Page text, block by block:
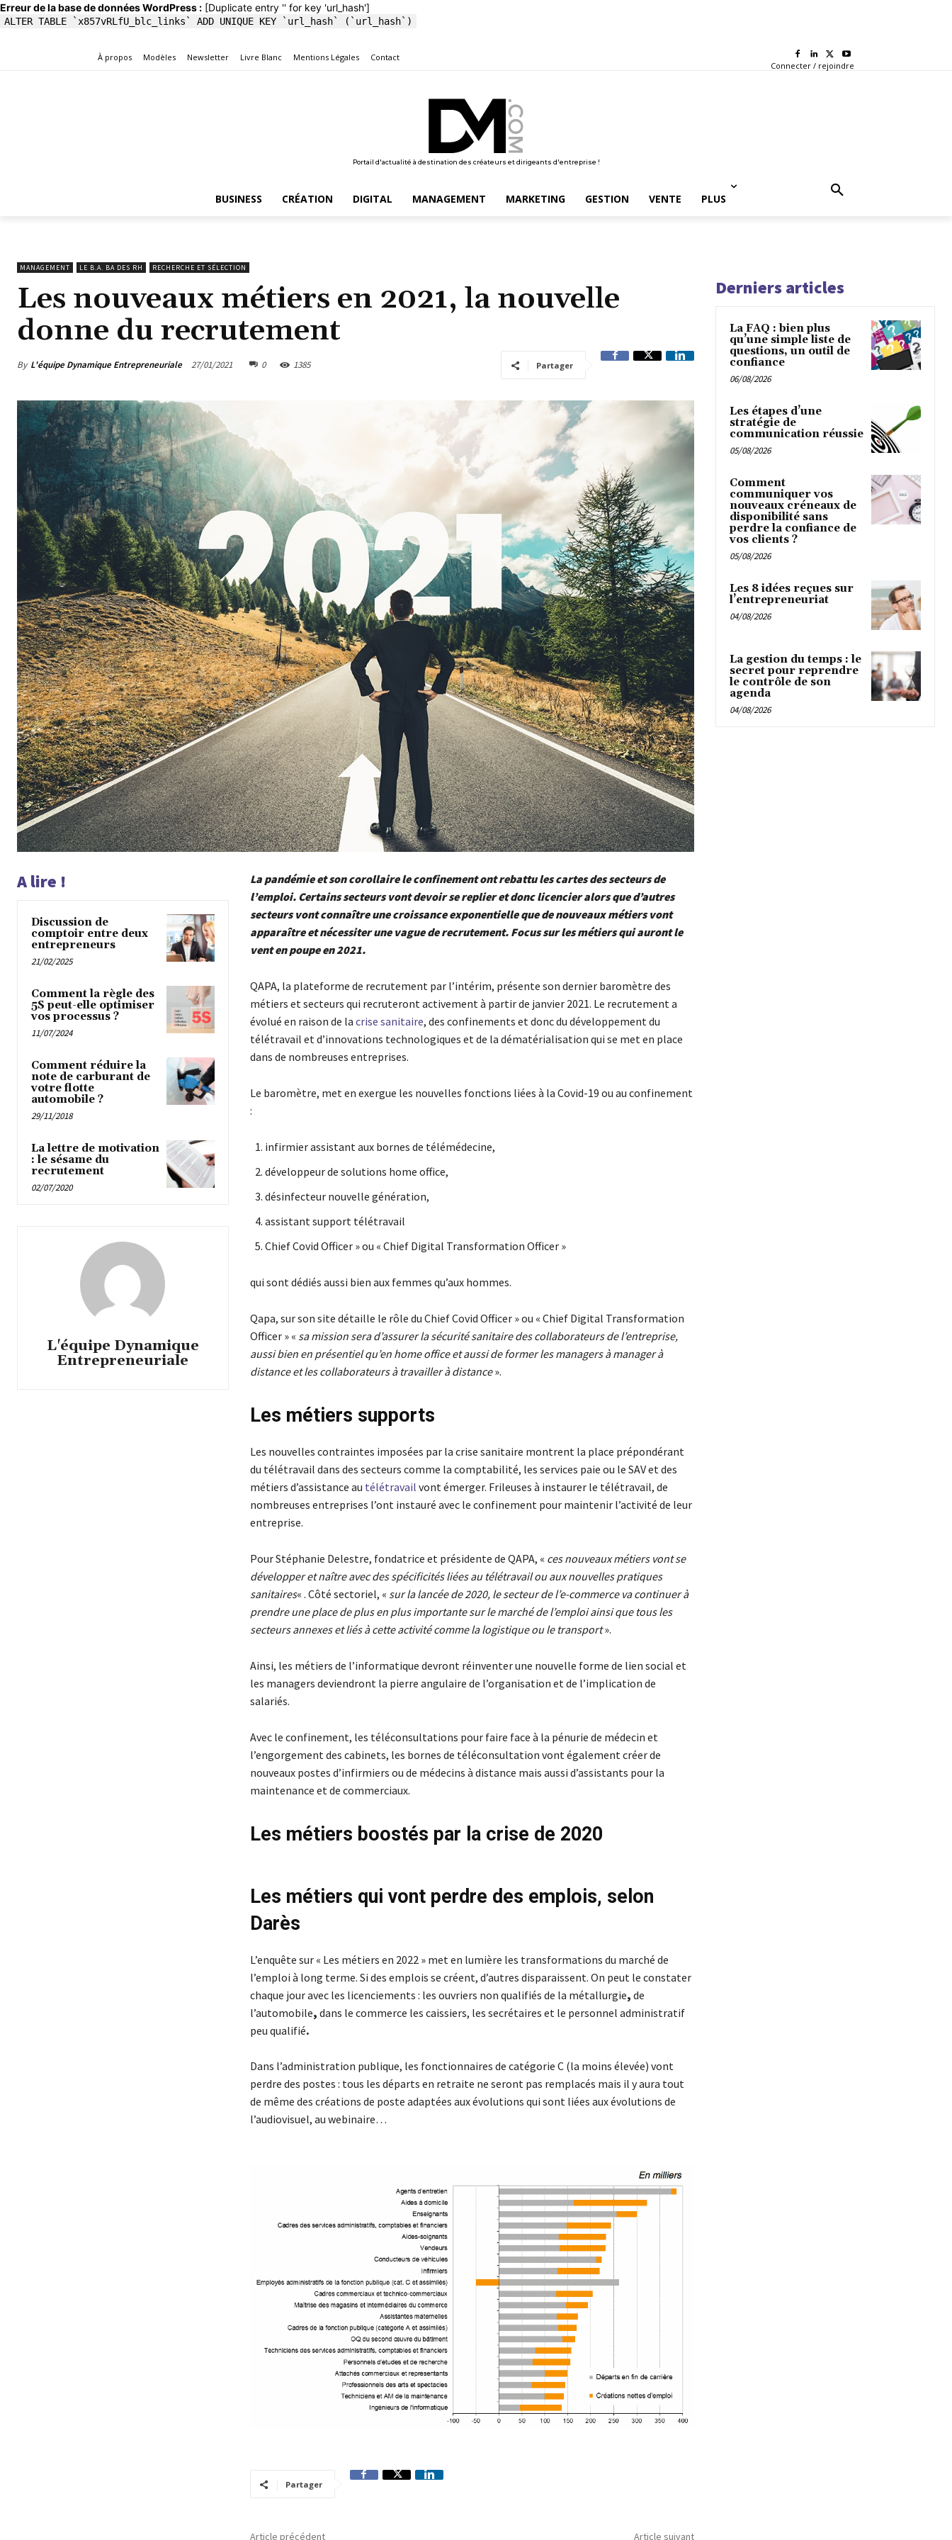
Erreur de la base de données WordPress : [Duplicate entry '' for key 'url_hash']
ALTER TABLE `x857vRLfU_blc_links` ADD UNIQUE KEY `url_hash` (`url_hash`)
À propos Modèles Newsletter Livre Blanc Mentions Légales Contact
Connecter / rejoindre
Portail d'actualité à destination des créateurs et dirigeants d'entreprise !
BUSINESS CRÉATION DIGITAL MANAGEMENT MARKETING GESTION VENTE PLUS
MANAGEMENT LE B.A. BA DES RH RECHERCHE ET SÉLECTION
Les nouveaux métiers en 2021, la nouvelle
donne du recrutement
By L'équipe Dynamique Entrepreneuriale 27/01/2021 0 1385 Partager
A lire !
Discussion de
comptoir entre deux
entrepreneurs
21/02/2025
Comment la règle des
5S peut-elle optimiser
vos processus ?
11/07/2024
Comment réduire la
note de carburant de
votre flotte
automobile ?
29/11/2018
La lettre de motivation
: le sésame du
recrutement
02/07/2020
L'équipe Dynamique
Entrepreneuriale
La pandémie et son corollaire le confinement ont rebattu les cartes des secteurs de
l’emploi. Certains secteurs vont devoir se replier et donc licencier alors que d’autres
secteurs vont connaître une croissance exponentielle que de nouveaux métiers vont
apparaître et nécessiter une vague de recrutement. Focus sur les métiers qui auront le
vent en poupe en 2021.
QAPA, la plateforme de recrutement par l’intérim, présente son dernier baromètre des
métiers et secteurs qui recruteront activement à partir de janvier 2021. Le recrutement a
évolué en raison de la crise sanitaire, des confinements et donc du développement du
télétravail et d’innovations technologiques et de la dématérialisation qui se met en place
dans de nombreuses entreprises.
Le baromètre, met en exergue les nouvelles fonctions liées à la Covid-19 ou au confinement
:
infirmier assistant aux bornes de télémédecine,
développeur de solutions home office,
désinfecteur nouvelle génération,
assistant support télétravail
Chief Covid Officer » ou « Chief Digital Transformation Officer »
qui sont dédiés aussi bien aux femmes qu’aux hommes.
Qapa, sur son site détaille le rôle du Chief Covid Officer » ou « Chief Digital Transformation
Officer » « sa mission sera d’assurer la sécurité sanitaire des collaborateurs de l’entreprise,
aussi bien en présentiel qu’en home office et aussi de former les managers à manager à
distance et les collaborateurs à travailler à distance».
Les métiers supports
Les nouvelles contraintes imposées par la crise sanitaire montrent la place prépondérant
du télétravail dans des secteurs comme la comptabilité, les services paie ou le SAV et des
métiers d’assistance au télétravail vont émerger. Frileuses à instaurer le télétravail, de
nombreuses entreprises l’ont instauré avec le confinement pour maintenir l’activité de leur
entreprise.
Pour Stéphanie Delestre, fondatrice et présidente de QAPA, « ces nouveaux métiers vont se
développer et naître avec des spécificités liées au télétravail ou aux nouvelles pratiques
sanitaires« . Côté sectoriel, « sur la lancée de 2020, le secteur de l’e-commerce va continuer à
prendre une place de plus en plus importante sur le marché de l’emploi ainsi que tous les
secteurs annexes et liés à cette activité comme la logistique ou le transport».
Ainsi, les métiers de l’informatique devront réinventer une nouvelle forme de lien social et
les managers deviendront la pierre angulaire de l’organisation et de l’implication de
salariés.
Avec le confinement, les téléconsultations pour faire face à la pénurie de médecin et
l’engorgement des cabinets, les bornes de téléconsultation vont également créer de
nouveaux postes d’infirmiers ou de médecins à distance mais aussi d’assistants pour la
maintenance et de commerciaux.
Les métiers boostés par la crise de 2020
Les métiers qui vont perdre des emplois, selon
Darès
L’enquête sur « Les métiers en 2022 » met en lumière les transformations du marché de
l’emploi à long terme. Si des emplois se créent, d’autres disparaissent. On peut le constater
chaque jour avec les licenciements : les ouvriers non qualifiés de la métallurgie, de
l’automobile, dans le commerce les caissiers, les secrétaires et le personnel administratif
peu qualifié.
Dans l’administration publique, les fonctionnaires de catégorie C (la moins élevée) vont
perdre des postes : tous les départs en retraite ne seront pas remplacés mais il y aura tout
de même des créations de poste adaptées aux évolutions qui sont liées aux évolutions de
l’audiovisuel, au webinaire…
Partager
Article précédent Article suivant
Derniers articles
La FAQ : bien plus
qu’une simple liste de
questions, un outil de
confiance
06/08/2026
Les étapes d’une
stratégie de
communication réussie
05/08/2026
Comment
communiquer vos
nouveaux créneaux de
disponibilité sans
perdre la confiance de
vos clients ?
05/08/2026
Les 8 idées reçues sur
l’entrepreneuriat
04/08/2026
La gestion du temps : le
secret pour reprendre
le contrôle de son
agenda
04/08/2026